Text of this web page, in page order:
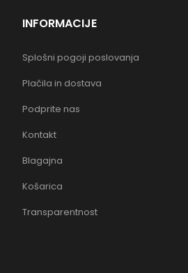
INFORMACIJE
Splošni pogoji poslovanja
Plačila in dostava
Podprite nas
Kontakt
Blagajna
Košarica
Transparentnost